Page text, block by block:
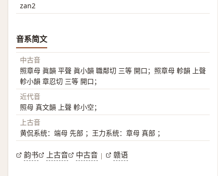
zan2
音系简文
中古音
照章母 眞韻 平聲 眞小韻 職鄰切 三等 開口；照章母 軫韻 上聲
軫小韻 章忍切 三等 開口；
近代音
照母 真文韻 上聲 軫小空；
上古音
黄侃系统：端母 先部 ；王力系统：章母 真部 ；
韵书 上古音 中古音 | 赣语